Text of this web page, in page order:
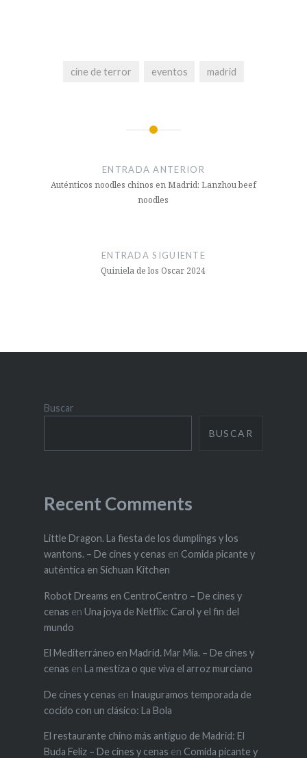
cine de terror eventos madrid
entradas
ENTRADA ANTERIOR
Auténticos noodles chinos en Madrid: Lanzhou beef
noodles
ENTRADA SIGUIENTE
Quiniela de los Oscar 2024
Buscar
BUSCAR
Recent Comments
Little Dragon. La fiesta de los dumplings y los
wantons. – De cines y cenas en Comida picante y
auténtica en Sichuan Kitchen
Robot Dreams en CentroCentro – De cines y
cenas en Una joya de Netflix: Carol y el fin del
mundo
El Mediterráneo en Madrid. Mar Mía. – De cines y
cenas en La mestiza o que viva el arroz murciano
De cines y cenas en Inauguramos temporada de
cocido con un clásico: La Bola
El restaurante chino más antiguo de Madrid: El
Buda Feliz – De cines y cenas en Comida picante y